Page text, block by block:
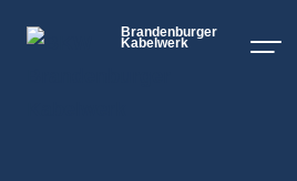
Brandenburger
Kabelwerk